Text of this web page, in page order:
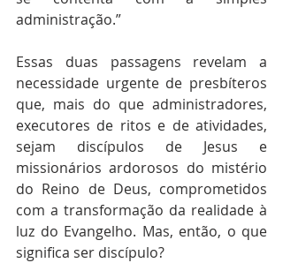
administração.”
Essas duas passagens revelam a
necessidade urgente de presbíteros
que, mais do que administradores,
executores de ritos e de atividades,
sejam discípulos de Jesus e
missionários ardorosos do mistério
do Reino de Deus, comprometidos
com a transformação da realidade à
luz do Evangelho. Mas, então, o que
significa ser discípulo?